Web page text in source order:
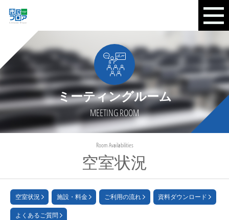
ミーティングルーム
MEETING ROOM
空室状況
Room Availabilities
空室状況 施設・料金 ご利用の流れ 資料ダウンロード
よくあるご質問